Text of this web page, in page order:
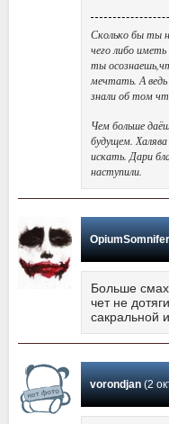
Сколько бы ты
чего либо
ты
мечтать. А
знали об том
Чем больше
будущем.
искать. Дари
наступили.
Больше
чет не
сакральной
vorondjan(2